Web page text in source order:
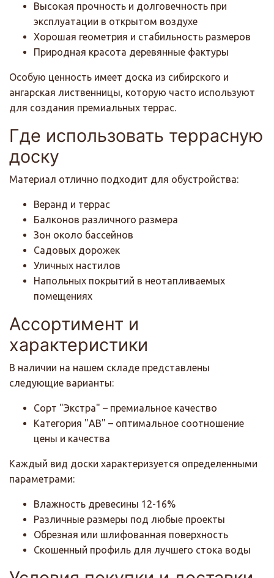
Высокая прочность и долговечность при
эксплуатации в открытом воздухе
Хорошая геометрия и стабильность размеров
Природная красота деревянные фактуры
Особую ценность имеет доска из сибирского и
ангарская лиственницы, которую часто используют
для создания премиальных террас.
Где использовать террасную
доску
Материал отлично подходит для обустройства:
Веранд и террас
Балконов различного размера
Зон около бассейнов
Садовых дорожек
Уличных настилов
Напольных покрытий в неотапливаемых
помещениях
Ассортимент и
характеристики
В наличии на нашем складе представлены
следующие варианты:
Сорт "Экстра" – премиальное качество
Категория "AB" – оптимальное соотношение
цены и качества
Каждый вид доски характеризуется определенными
параметрами:
Влажность древесины 12-16%
Различные размеры под любые проекты
Обрезная или шлифованная поверхность
Скошенный профиль для лучшего стока воды